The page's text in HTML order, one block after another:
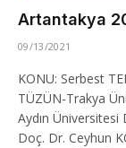
Artantakya
09/13/2021
KONU: Serbest
TÜZÜN-Trakya
Aydın
Doç. Dr. Ceyhun